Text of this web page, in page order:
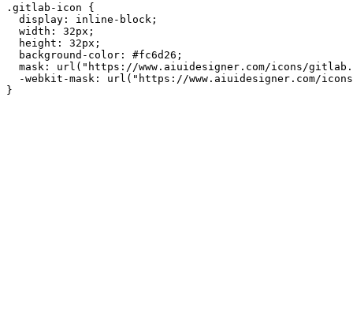
.gitlab-icon {
  display: inline-block;
  width: 32px;
  height: 32px;
  background-color: #fc6d26;
mask: url("https://www.aiuidesigner.com/icons/
-webkit-mask: url("https://www.aiuidesigner.com/
}